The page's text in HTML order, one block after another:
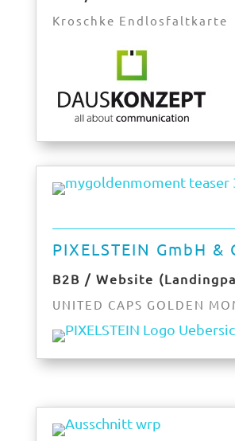
Kroschke Endlosfaltkarte
PIXELSTEIN GmbH &
B2B / Website
UNITED CAPS GOLDEN